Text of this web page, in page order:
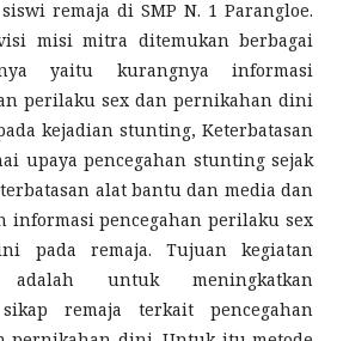
remaja di SMP N. 1 Parangloe.
misi mitra ditemukan berbagai
yaitu kurangnya informasi
perilaku sex dan pernikahan dini
kejadian stunting, Keterbatasan
upaya pencegahan stunting sejak
alat bantu dan media dan
informasi pencegahan perilaku sex
pada remaja. Tujuan kegiatan
untuk meningkatkan
remaja terkait pencegahan